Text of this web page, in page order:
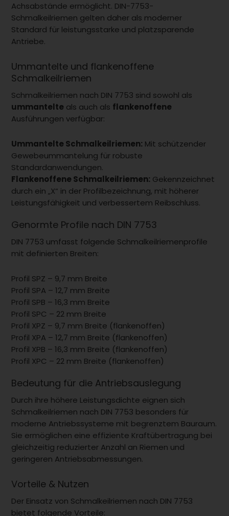
Achsabstände ermöglicht. DIN-7753-
Schmalkeilriemen gelten daher als moderner
Standard für leistungsstarke und platzsparende
Antriebe.
Ummantelte und flankenoffene
Schmalkeilriemen
Schmalkeilriemen nach DIN 7753 sind sowohl als
ummantelteals auch als flankenoffene
Ausführungen verfügbar:
Ummantelte Schmalkeilriemen: Mit schützender
Gewebeummantelung für robuste
Standardanwendungen.
Flankenoffene Schmalkeilriemen: Gekennzeichnet
durch ein „X“ in der Profilbezeichnung, mit höherer
Leistungsfähigkeit und verbessertem Reibschluss.
Genormte Profile nach DIN 7753
DIN 7753 umfasst folgende Schmalkeilriemenprofile
mit definierten Breiten:
Profil SPZ – 9,7 mm Breite
Profil SPA – 12,7 mm Breite
Profil SPB – 16,3 mm Breite
Profil SPC – 22 mm Breite
Profil XPZ – 9,7 mm Breite (flankenoffen)
Profil XPA – 12,7 mm Breite (flankenoffen)
Profil XPB – 16,3 mm Breite (flankenoffen)
Profil XPC – 22 mm Breite (flankenoffen)
Bedeutung für die Antriebsauslegung
Durch ihre höhere Leistungsdichte eignen sich
Schmalkeilriemen nach DIN 7753 besonders für
moderne Antriebssysteme mit begrenztem Bauraum.
Sie ermöglichen eine effiziente Kraftübertragung bei
gleichzeitig reduzierter Anzahl an Riemen und
geringeren Antriebsabmessungen.
Vorteile & Nutzen
Der Einsatz von Schmalkeilriemen nach DIN 7753
bietet folgende Vorteile: